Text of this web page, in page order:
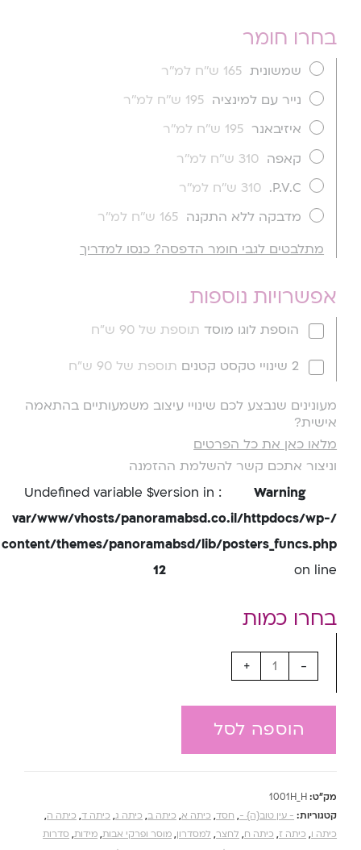
בחרו חומר
שמשונית 165 ש''ח למ''ר
נייר עם למינציה 195 ש''ח למ''ר
איזיבאנר 195 ש''ח למ''ר
קאפה 310 ש''ח למ''ר
P.V.C.
310 ש''ח למ''ר
מדבקה ללא התקנה 165 ש''ח למ''ר
מתלבטים לגבי חומר הדפסה? כנסו למדריך
אפשרויות נוספות
הוספת לוגו מוסד תוספת של 90 ש"ח
2 שינויי טקסט קטנים תוספת של 90 ש"ח
מעונינים שנבצע לכם שינויי עיצוב משמעותיים בהתאמה
אישית?
מלאו כאן את כל הפרטים
וניצור אתכם קשר להשלמת ההזמנה
Warning
: Undefined variable $version in
/var/www/vhosts/panoramabsd.co.il/httpdocs/wp-
content/themes/panoramabsd/lib/posters_funcs.php
on line
12
-
+
הוספה לסל
מק"ט: 1001H_H
קטגוריות: - עין טוב{ה} -, חסד, כיתה א, כיתה ב, כיתה ג, כיתה ד, כיתה ה,
כיתה ו, כיתה ז, כיתה ח, לחצר, למסדרון, מוסר ופרקי אבות, מידות, סדרות